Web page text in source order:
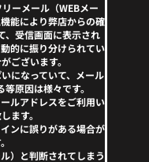
ーメール（WEBメー
能により弊店からの確
、受信画面に表示され
的に振り分けられてい
ございます。
になっていて、メール
原因は様々です。
ルアドレスをご利用い
ます。
ンに誤りがある場合が
）と判断されてしまう